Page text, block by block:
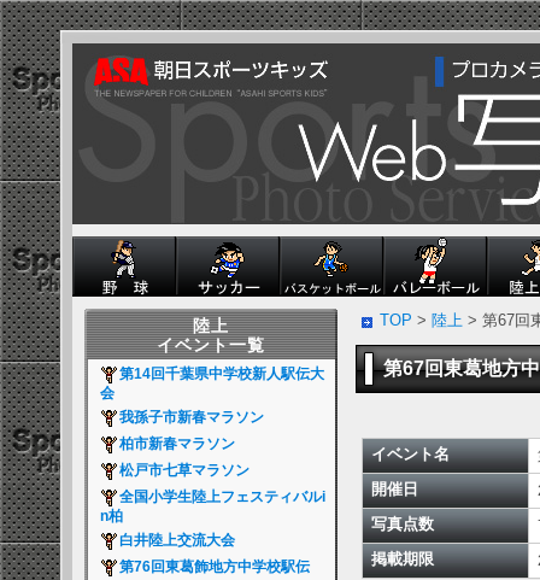
陸上
イベント一覧
第14回千葉県中学校新人駅伝大
会
我孫子市新春マラソン
柏市新春マラソン
松戸市七草マラソン
全国小学生陸上フェスティバルi
n柏
白井陸上交流大会
第76回東葛飾地方中学校駅伝
TOP > 陸上> 第67回
第67回東葛地方
イベント名
開催日
写真点数
掲載期限